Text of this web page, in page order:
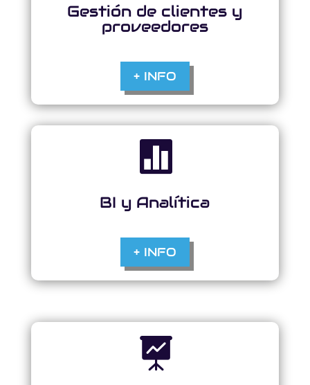
Gestión de clientes y
proveedores
+ INFO

BI y Analítica
+ INFO
